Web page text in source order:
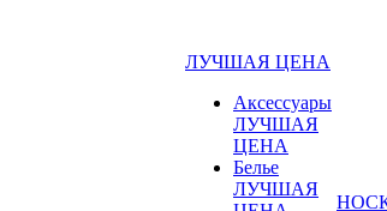
ЛУЧШАЯ ЦЕНА
Аксессуары
ЛУЧШАЯ
ЦЕНА
Белье
ЛУЧШАЯ